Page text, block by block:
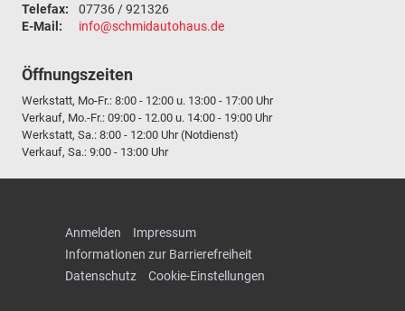
Telefax:
07736 / 921326
E-Mail:
info@schmidautohaus.de
Öffnungszeiten
Werkstatt, Mo-Fr.: 8:00 - 12:00 u. 13:00 - 17:00 Uhr
Verkauf, Mo.-Fr.: 09:00 - 12.00 u. 14:00 - 19:00 Uhr
Werkstatt, Sa.: 8:00 - 12:00 Uhr (Notdienst)
Verkauf, Sa.: 9:00 - 13:00 Uhr
Anmelden
Impressum
Informationen zur Barrierefreiheit
Datenschutz
Cookie-Einstellungen